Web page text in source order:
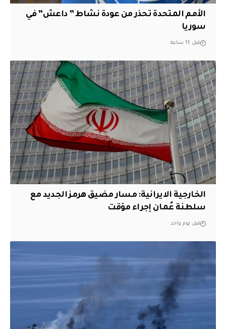
الأمم المتحدة تحذر من عودة نشاط ” داعش” في
سوريا
قبل 15 ساعة
الخارجية الايرانية: مسار مضيق هرمز الجديد مع
سلطنة عُمان إجراء مؤقت
قبل يوم واحد